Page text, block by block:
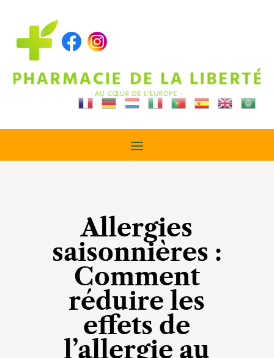
Allergies
saisonnières :
Comment
réduire les
effets de
l’allergie au